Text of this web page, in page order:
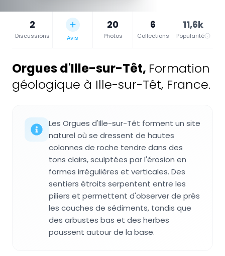
2
Discussions Avis
20
Photos
6
Collections
11,6k
Popularité
Orgues d'Ille-sur-Têt, Formation
géologique à Ille-sur-Têt, France.
Les Orgues d'Ille-sur-Têt forment un site
naturel où se dressent de hautes
colonnes de roche tendre dans des
tons clairs, sculptées par l'érosion en
formes irrégulières et verticales. Des
sentiers étroits serpentent entre les
piliers et permettent d'observer de près
les couches de sédiments, tandis que
des arbustes bas et des herbes
poussent autour de la base.